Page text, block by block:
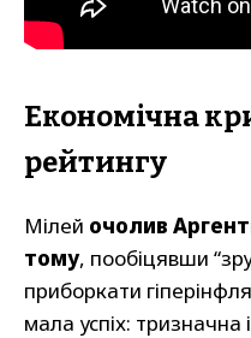
Економічна
рейтингу
Мілей очолив
тому, пообіцявши
приборкати
мала успіх: тризначна